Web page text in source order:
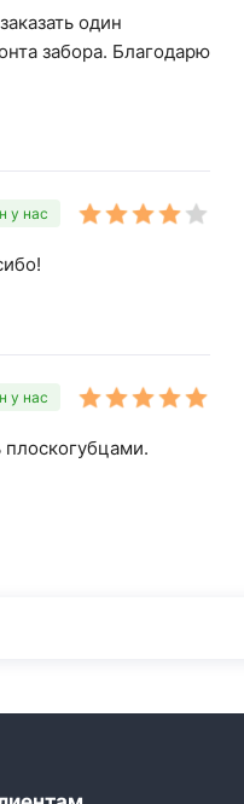
один
забора. Благодарю
у нас
у нас
плоскогубцами.